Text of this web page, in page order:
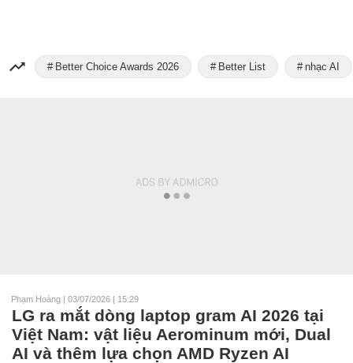
Better Choice Awards 2026 Better List nhạc AI
Phạm Hoàng | 03/07/2026 | 15:29
LG ra mắt dòng laptop gram AI 2026 tại
Việt Nam: vật liệu Aerominum mới, Dual
AI và thêm lựa chọn AMD Ryzen AI